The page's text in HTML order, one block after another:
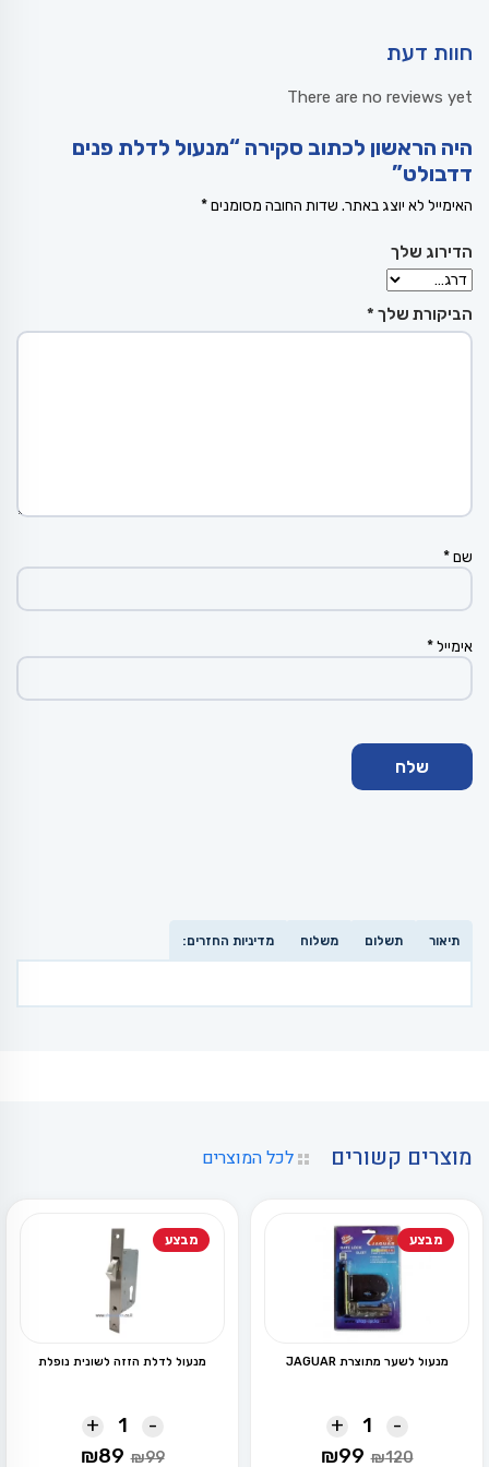
חוות דעת
There are no reviews yet
היה הראשון לכתוב סקירה “מנעול לדלת פנים
דדבולט”
האימייל לא יוצג באתר. שדות החובה מסומנים*
הדירוג שלך
הביקורת שלך *
שם*
אימייל*
תיאור תשלום משלוח מדיניות החזרים:
מוצרים קשורים לכל המוצרים
מבצע
מנעול לשער מתוצרת JAGUAR
-
+
₪120
המחיר₪99
מבצע
מנעול לדלת הזזה לשונית נופלת
-
+
₪99
המחיר₪89